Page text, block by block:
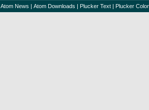
Atom News | Atom Downloads | Plucker Text | Plucker Color